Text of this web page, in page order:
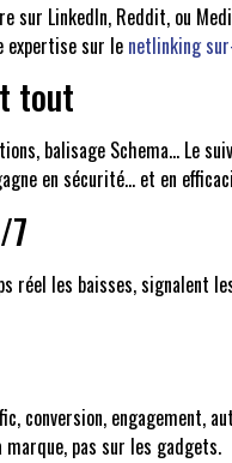
LinkedIn, Reddit, ou
expertise sur le netlinking
tout
balisage Schema… Le
en sécurité… et en
7
réel les baisses, signalent
engagement,
pas sur les gadgets.